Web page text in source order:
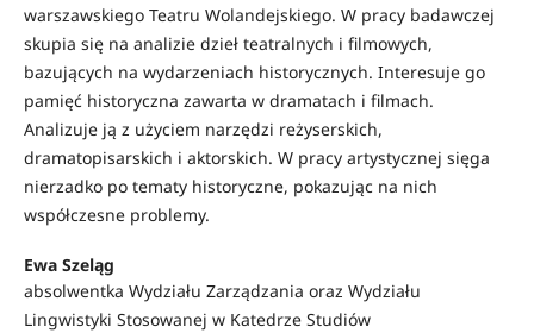
warszawskiego Teatru Wolandejskiego. W pracy badawczej
skupia się na analizie dzieł teatralnych i filmowych,
bazujących na wydarzeniach historycznych. Interesuje go
pamięć historyczna zawarta w dramatach i filmach.
Analizuje ją z użyciem narzędzi reżyserskich,
dramatopisarskich i aktorskich. W pracy artystycznej sięga
nierzadko po tematy historyczne, pokazując na nich
współczesne problemy.
Ewa Szeląg
absolwentka Wydziału Zarządzania oraz Wydziału
Lingwistyki Stosowanej w Katedrze Studiów